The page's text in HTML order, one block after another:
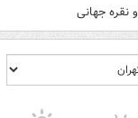
نقره جهانی